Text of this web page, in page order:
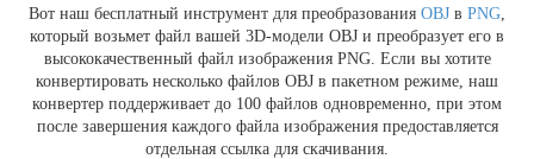
Вот наш бесплатный инструмент для преобразования OBJ в PNG,
который возьмет файл вашей 3D-модели OBJ и преобразует его в
высококачественный файл изображения PNG. Если вы хотите
конвертировать несколько файлов OBJ в пакетном режиме, наш
конвертер поддерживает до 100 файлов одновременно, при этом
после завершения каждого файла изображения предоставляется
отдельная ссылка для скачивания.